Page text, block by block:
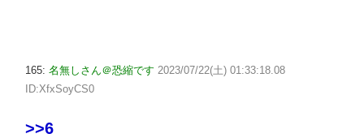
165: 名無しさん＠恐縮です 2023/07/22(土) 01:33:18.08
ID:XfxSoyCS0
>>6